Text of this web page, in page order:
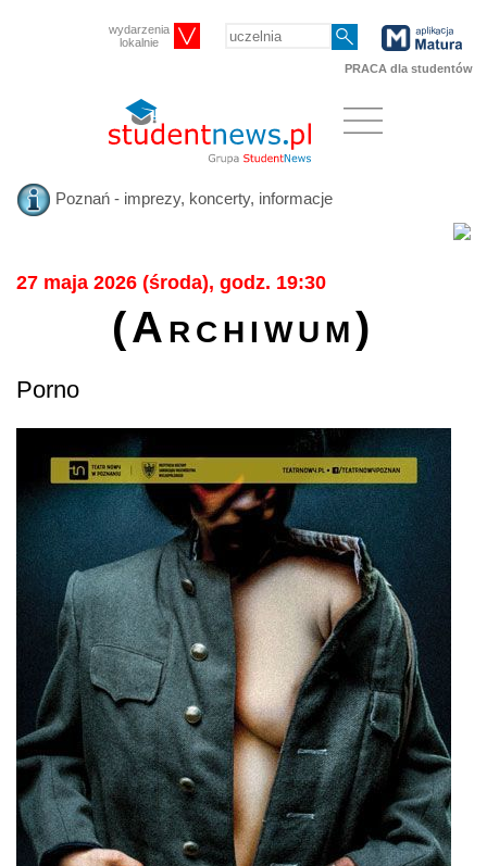
wydarzenia
lokalnie
PRACA dla studentów
Poznań - imprezy, koncerty, informacje
27 maja 2026 (środa), godz. 19:30
(Archiwum)
Porno